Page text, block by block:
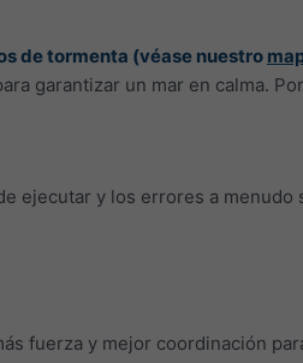
de tormenta (véase nuestro
garantizar un mar en calma.
ejecutar y los errores a menudo
fuerza y mejor coordinación